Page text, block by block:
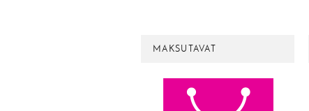
MAKSUTAVAT